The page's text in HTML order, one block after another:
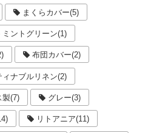
まくらカバー(5)
ミントグリーン(1)
布団カバー(2)
ィナブルリネン(2)
製(7) グレー(3)
リトアニア(11)